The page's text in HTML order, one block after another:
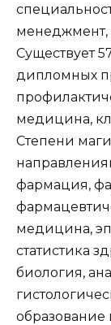
менеджмент,
Существует
дипломных
медицина,
Степени
фармация,
медицина,
статистика
биология,
образование